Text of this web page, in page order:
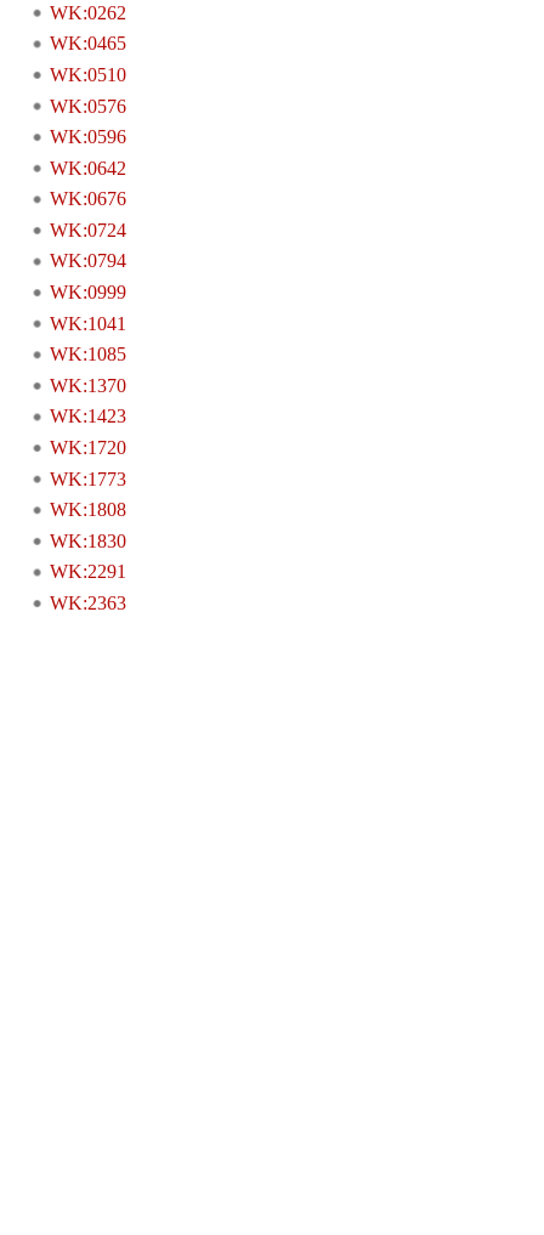
WK:0262
WK:0465
WK:0510
WK:0576
WK:0596
WK:0642
WK:0676
WK:0724
WK:0794
WK:0999
WK:1041
WK:1085
WK:1370
WK:1423
WK:1720
WK:1773
WK:1808
WK:1830
WK:2291
WK:2363